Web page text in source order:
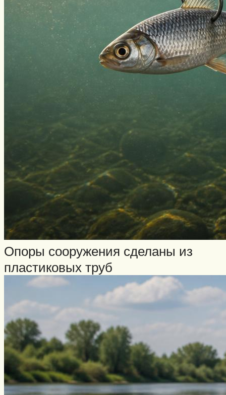
Опоры сооружения сделаны из
пластиковых труб